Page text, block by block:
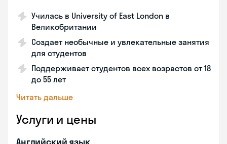
Училась в University of East London в
Великобритании
Создает необычные и увлекательные занятия
для студентов
Поддерживает студентов всех возрастов от 18
до 55 лет
Читать дальше
Услуги и цены